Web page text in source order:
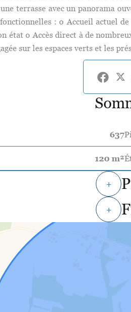
terrasse avec un panorama
: o Accueil actuel
état o Accès direct à de
sur les espaces verts et les
637
120 m²
+
+